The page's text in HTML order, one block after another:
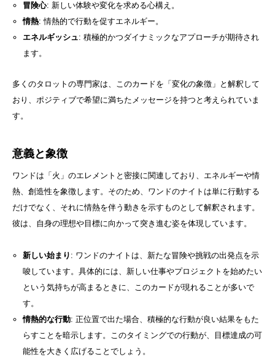
冒険心: 新しい体験や変化を求める心構え。
情熱: 情熱的で行動を促すエネルギー。
エネルギッシュ: 積極的かつダイナミックなアプローチが期待され
ます。
多くのタロットの専門家は、このカードを「変化の象徴」と解釈して
おり、ポジティブで希望に満ちたメッセージを持つと考えられていま
す。
意義と象徴
ワンドは「火」のエレメントと密接に関連しており、エネルギーや情
熱、創造性を象徴します。そのため、ワンドのナイトは単に行動する
だけでなく、それに情熱を伴う動きを示すものとして解釈されます。
彼は、自身の理想や目標に向かって突き進む姿を体現しています。
新しい始まり : ワンドのナイトは、新たな冒険や挑戦の出発点を示
唆しています。具体的には、新しい仕事やプロジェクトを始めたい
という気持ちが高まるときに、このカードが現れることが多いで
す。
情熱的な行動: 正位置で出た場合、積極的な行動が良い結果をもた
らすことを暗示します。このタイミングでの行動が、目標達成の可
能性を大きく広げることでしょう。